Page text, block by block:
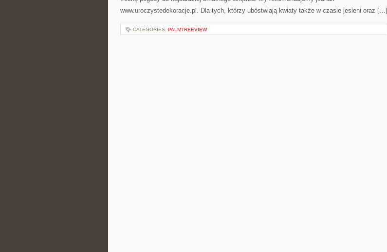
www.uroczystedekoracje.pl. Dla tych, którzy ubóstwiają kwiaty także w czasie jesieni oraz […]
CATEGORIES: PALMTREEVIEW